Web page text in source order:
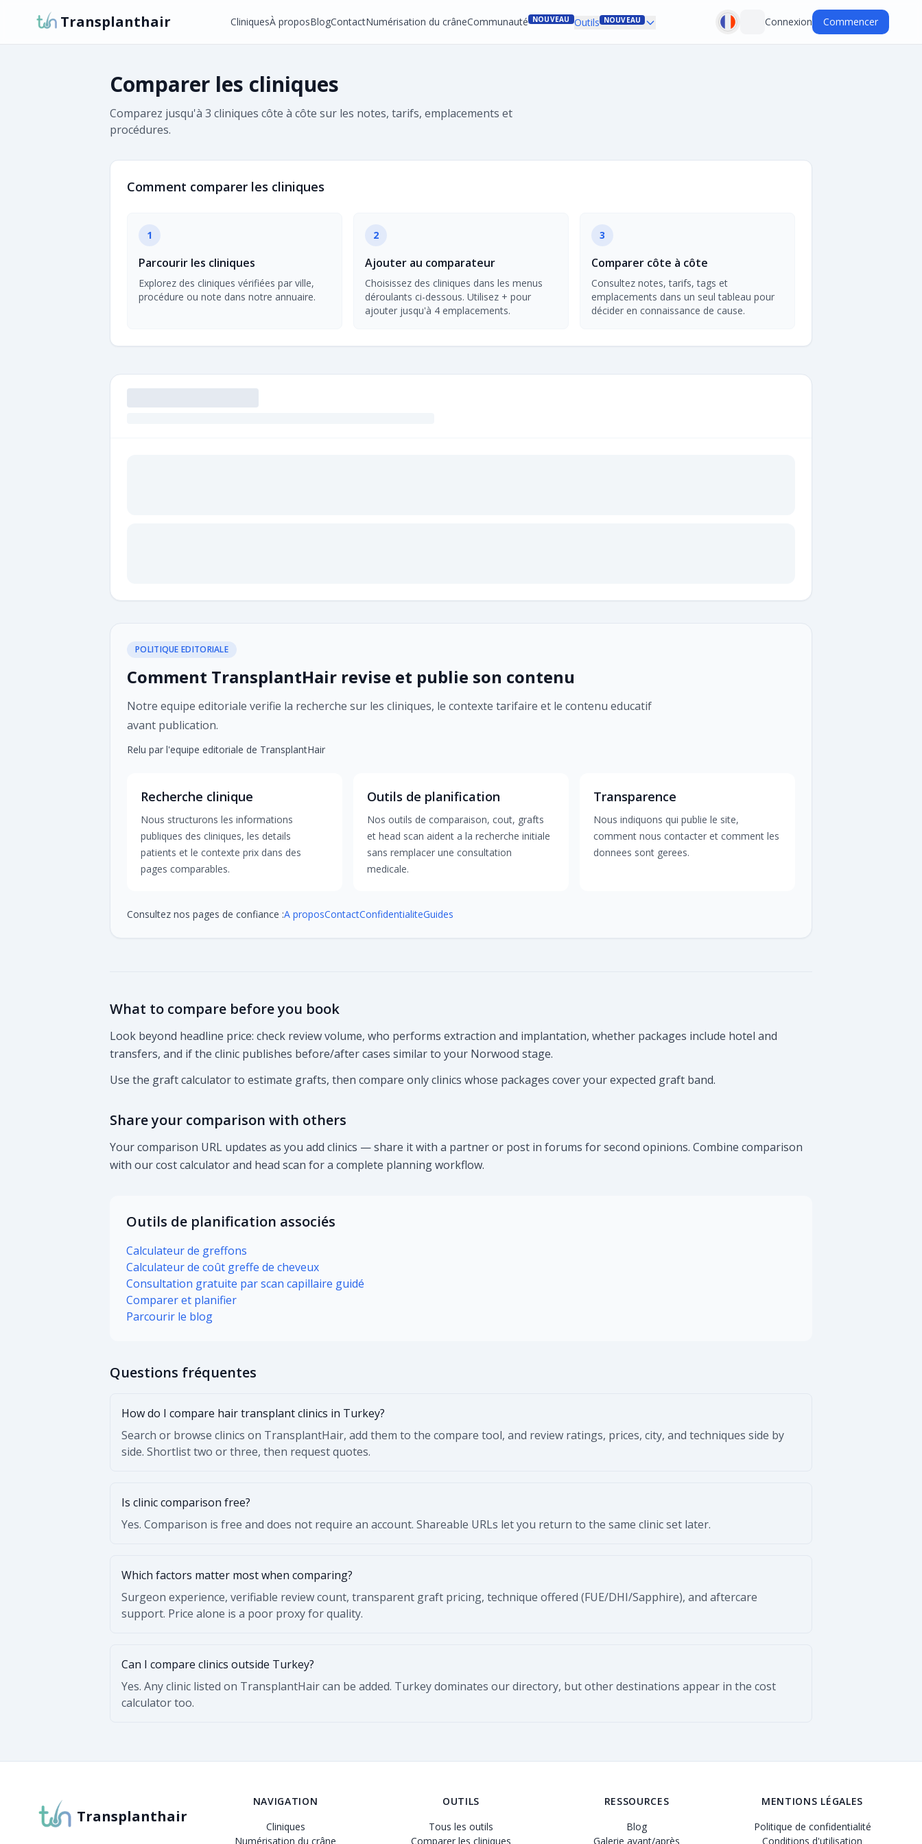
Transplanthair CliniquesÀ proposBlogContactNumérisation du crâneCommunauté NOUVEAU Outils NOUVEAU Connexion Commencer
Comparer les cliniques
Comparez jusqu'à 3 cliniques côte à côte sur les notes, tarifs, emplacements et
procédures.
Comment comparer les cliniques
1
Parcourir les cliniques
Explorez des cliniques vérifiées par ville,
procédure ou note dans notre annuaire.
2
Ajouter au comparateur
Choisissez des cliniques dans les menus
déroulants ci-dessous. Utilisez + pour
ajouter jusqu'à 4 emplacements.
3
Comparer côte à côte
Consultez notes, tarifs, tags et
emplacements dans un seul tableau pour
décider en connaissance de cause.
POLITIQUE EDITORIALE
Comment TransplantHair revise et publie son contenu
Notre equipe editoriale verifie la recherche sur les cliniques, le contexte tarifaire et le contenu educatif
avant publication.
Relu par l'equipe editoriale de TransplantHair
Recherche clinique
Nous structurons les informations
publiques des cliniques, les details
patients et le contexte prix dans des
pages comparables.
Outils de planification
Nos outils de comparaison, cout, grafts
et head scan aident a la recherche initiale
sans remplacer une consultation
medicale.
Transparence
Nous indiquons qui publie le site,
comment nous contacter et comment les
donnees sont gerees.
Consultez nos pages de confiance :A proposContactConfidentialiteGuides
What to compare before you book
Look beyond headline price: check review volume, who performs extraction and implantation, whether packages include hotel and
transfers, and if the clinic publishes before/after cases similar to your Norwood stage.
Use the graft calculator to estimate grafts, then compare only clinics whose packages cover your expected graft band.
Share your comparison with others
Your comparison URL updates as you add clinics — share it with a partner or post in forums for second opinions. Combine comparison
with our cost calculator and head scan for a complete planning workflow.
Outils de planification associés
Calculateur de greffons
Calculateur de coût greffe de cheveux
Consultation gratuite par scan capillaire guidé
Comparer et planifier
Parcourir le blog
Questions fréquentes
How do I compare hair transplant clinics in Turkey?
Search or browse clinics on TransplantHair, add them to the compare tool, and review ratings, prices, city, and techniques side by
side. Shortlist two or three, then request quotes.
Is clinic comparison free?
Yes. Comparison is free and does not require an account. Shareable URLs let you return to the same clinic set later.
Which factors matter most when comparing?
Surgeon experience, verifiable review count, transparent graft pricing, technique offered (FUE/DHI/Sapphire), and aftercare
support. Price alone is a poor proxy for quality.
Can I compare clinics outside Turkey?
Yes. Any clinic listed on TransplantHair can be added. Turkey dominates our directory, but other destinations appear in the cost
calculator too.
Transplanthair
NAVIGATION
Cliniques
Numérisation du crâne
OUTILS
Tous les outils
Comparer les cliniques
RESSOURCES
Blog
Galerie avant/après
MENTIONS LÉGALES
Politique de confidentialité
Conditions d'utilisation